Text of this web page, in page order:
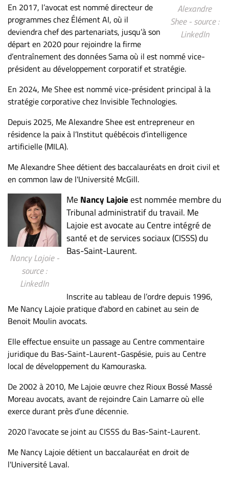
Alexandre
Shee - source :
LinkedIn
En 2017, l’avocat est nommé directeur de
programmes chez Élément AI, où il
deviendra chef des partenariats, jusqu’à son
départ en 2020 pour rejoindre la firme
d’entraînement des données Sama où il est nommé vice-
président au développement corporatif et stratégie.
En 2024, Me Shee est nommé vice-président principal à la
stratégie corporative chez Invisible Technologies.
Depuis 2025, Me Alexandre Shee est entrepreneur en
résidence la paix à l’Institut québécois d’intelligence
artificielle (MILA).
Me Alexandre Shee détient des baccalauréats en droit civil et
en common law de l'Université McGill.
Nancy Lajoie -
source :
LinkedIn
Me Nancy Lajoieest nommée membre du
Tribunal administratif du travail. Me
Lajoie est avocate au Centre intégré de
santé et de services sociaux (CISSS) du
Bas-Saint-Laurent.
Inscrite au tableau de l’ordre depuis 1996,
Me Nancy Lajoie pratique d'abord en cabinet au sein de
Benoit Moulin avocats.
Elle effectue ensuite un passage au Centre commentaire
juridique du Bas-Saint-Laurent-Gaspésie, puis au Centre
local de développement du Kamouraska.
De 2002 à 2010, Me Lajoie œuvre chez Rioux Bossé Massé
Moreau avocats, avant de rejoindre Cain Lamarre où elle
exerce durant près d’une décennie.
2020 l'avocate se joint au CISSS du Bas-Saint-Laurent.
Me Nancy Lajoie détient un baccalauréat en droit de
l'Université Laval.